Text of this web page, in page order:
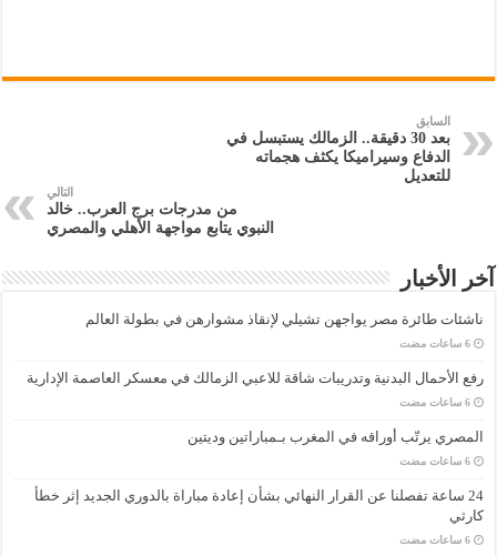
السابق
بعد 30 دقيقة.. الزمالك يستبسل في
الدفاع وسيراميكا يكثف هجماته
للتعديل
التالي
من مدرجات برج العرب.. خالد
النبوي يتابع مواجهة الأهلي والمصري
آخر الأخبار
ناشئات طائرة مصر يواجهن تشيلي لإنقاذ مشوارهن في بطولة العالم
‏6 ساعات مضت
رفع الأحمال البدنية وتدريبات شاقة للاعبي الزمالك في معسكر العاصمة الإدارية
‏6 ساعات مضت
المصري يرتّب أوراقه في المغرب بـمباراتين وديتين
‏6 ساعات مضت
24 ساعة تفصلنا عن القرار النهائي بشأن إعادة مباراة بالدوري الجديد إثر خطأ
كارثي
‏6 ساعات مضت